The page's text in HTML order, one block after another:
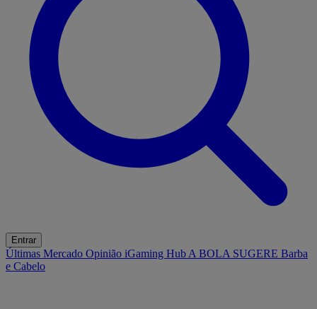
Entrar
Últimas Mercado Opinião iGaming Hub A BOLA SUGERE Barba
e Cabelo